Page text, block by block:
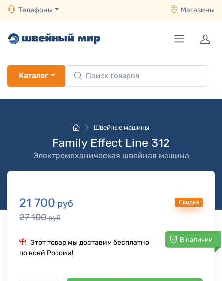
Телефоны Магазины
Каталог
Швейные машины
Family Effect Line 312
Электромеханическая швейная машина
21 700 руб
27 100руб
Скидка
В наличии
Этот товар мы доставим бесплатно
по всей России!